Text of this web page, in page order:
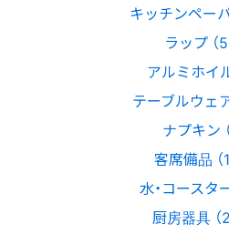
キッチンペーパ
ラップ （
アルミホイル
テーブルウェア
ナプキン
客席備品 （
水・コースタ
厨房器具 （